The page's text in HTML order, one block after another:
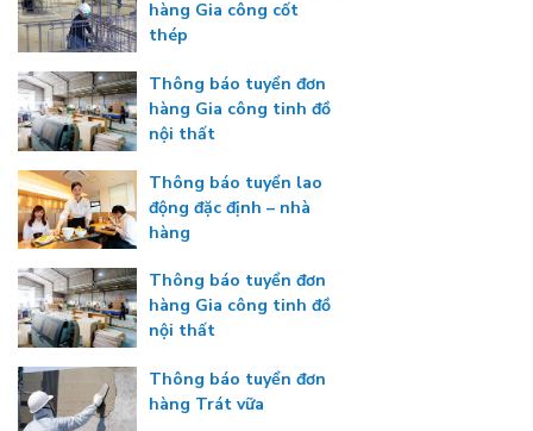
hàng Gia công cốt
thép
Thông báo tuyển đơn
hàng Gia công tinh đồ
nội thất
Thông báo tuyển lao
động đặc định – nhà
hàng
Thông báo tuyển đơn
hàng Gia công tinh đồ
nội thất
Thông báo tuyển đơn
hàng Trát vữa